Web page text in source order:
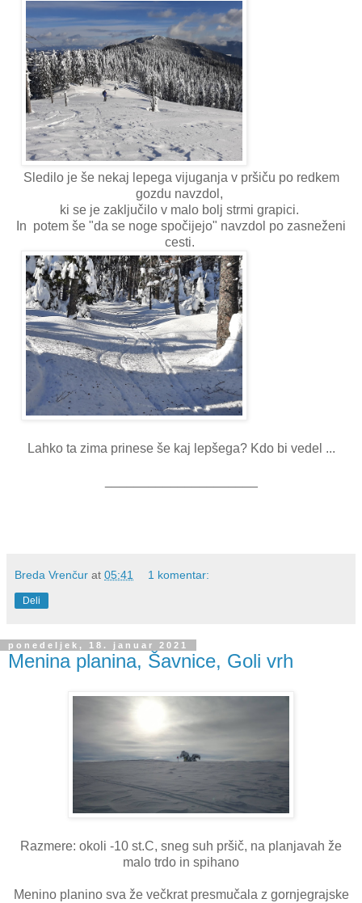
Sledilo je še nekaj lepega vijuganja v pršiču po redkem
gozdu navzdol,
ki se je zaključilo v malo bolj strmi grapici.
In potem še "da se noge spočijejo" navzdol po zasneženi
cesti.
Lahko ta zima prinese še kaj lepšega? Kdo bi vedel ...
Breda Vrenčur at 05:41 1 komentar:
Deli
ponedeljek, 18. januar 2021
Menina planina, Šavnice, Goli vrh
Razmere: okoli -10 st.C, sneg suh pršič, na planjavah že
malo trdo in spihano
Menino planino sva že večkrat presmučala z gornjegrajske